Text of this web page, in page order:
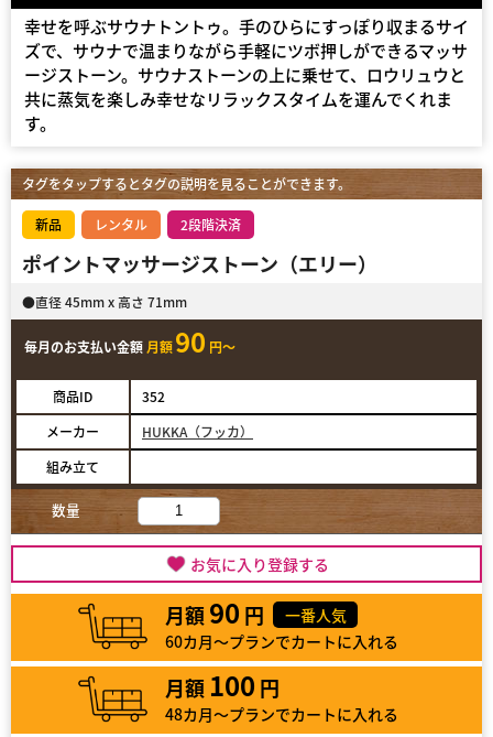
幸せを呼ぶサウナトントゥ。手のひらにすっぽり収まるサイ
ズで、サウナで温まりながら手軽にツボ押しができるマッサ
ージストーン。サウナストーンの上に乗せて、ロウリュウと
共に蒸気を楽しみ幸せなリラックスタイムを運んでくれま
す。
タグをタップするとタグの説明を見ることができます。
新品 レンタル 2段階決済
ポイントマッサージストーン（エリー）
●直径 45mm x 高さ 71mm
毎月のお支払い金額 月額90 円～
商品ID
352
メーカー
HUKKA（フッカ）
組み立て
数量
お気に入り登録する
月額 90 円
一番人気
60カ月～プランでカートに入れる
月額 100 円
48カ月～プランでカートに入れる